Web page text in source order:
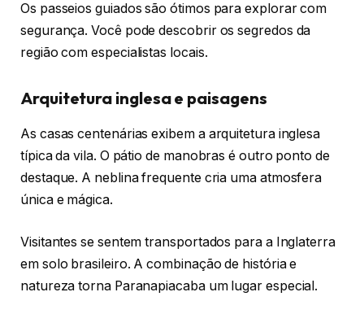
Os passeios guiados são ótimos para explorar com
segurança. Você pode descobrir os segredos da
região com especialistas locais.
Arquitetura inglesa e paisagens
As casas centenárias exibem a arquitetura inglesa
típica da vila. O pátio de manobras é outro ponto de
destaque. A neblina frequente cria uma atmosfera
única e mágica.
Visitantes se sentem transportados para a Inglaterra
em solo brasileiro. A combinação de história e
natureza torna Paranapiacaba um lugar especial.